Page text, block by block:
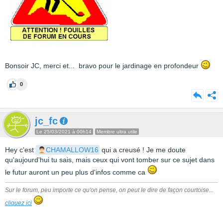
Bonsoir JC, merci et... bravo pour le jardinage en profondeur
0
jc_fc
Le 25/03/2021 à 00h14 Membre ultra utile
Hey c'est CHAMALLOW16 qui a creusé ! Je me doute
qu'aujourd'hui tu sais, mais ceux qui vont tomber sur ce sujet dans
le futur auront un peu plus d'infos comme ca
Sur le forum, peu importe ce qu'on pense, on peut le dire de façon courtoise...
cliquez ici